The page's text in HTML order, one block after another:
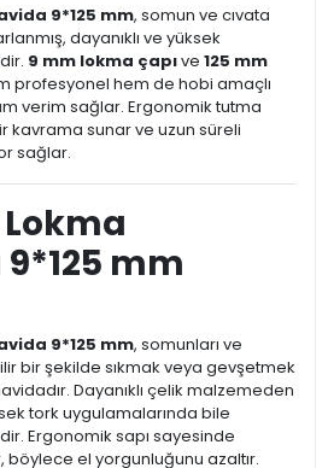
9*125 mm, somun ve cıvata
dayanıklı ve yüksek
9 mm lokma çapıve 125 mm
profesyonel hem de hobi amaçlı
verim sağlar. Ergonomik tutma
kavrama sunar ve uzun süreli
sağlar.
mm
9*125 mm, somunları ve
bir şekilde sıkmak veya gevşetmek
Dayanıklı çelik malzemeden
tork uygulamalarında bile
Ergonomik sapı sayesinde
el yorgunluğunu azaltır.